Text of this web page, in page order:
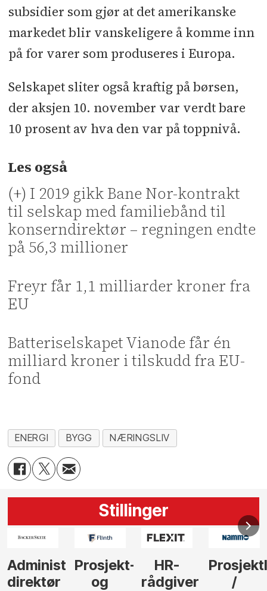
subsidier som gjør at det amerikanske
markedet blir vanskeligere å komme inn
på for varer som produseres i Europa.
Selskapet sliter også kraftig på børsen,
der aksjen 10. november var verdt bare
10 prosent av hva den var på toppnivå.
Les også
(+) I 2019 gikk Bane Nor-kontrakt
til selskap med familiebånd til
konserndirektør – regningen endte
på 56,3 millioner
Freyr får 1,1 milliarder kroner fra
EU
Batteriselskapet Vianode får én
milliard kroner i tilskudd fra EU-
fond
ENERGI BYGG NÆRINGSLIV
Stillinger
HR-
rådgiver
Prosjektleder
/
Vi
behøver
Anlegg
søker